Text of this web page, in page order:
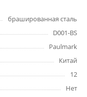
брашированная сталь
D001-BS
Paulmark
Китай
12
Нет